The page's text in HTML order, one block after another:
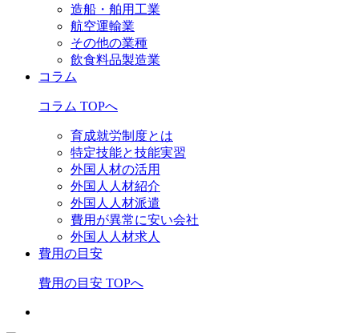
造船・舶用工業
航空運輸業
その他の業種
飲食料品製造業
コラム
コラム TOPへ
育成就労制度とは
特定技能と技能実習
外国人材の活用
外国人人材紹介
外国人人材派遣
費用が異常に安い会社
外国人人材求人
費用の目安
費用の目安 TOPへ